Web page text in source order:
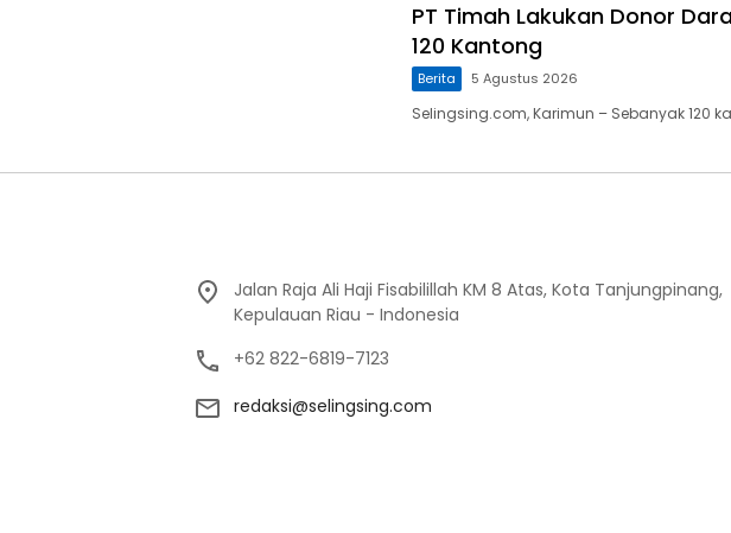
PT Timah Lakukan Donor
120 Kantong
Berita 5 Agustus 2026
Selingsing.com, Karimun – Sebanyak 120
Jalan Raja Ali Haji Fisabilillah KM 8 Atas, Kota Tanjungpinang,
Kepulauan Riau - Indonesia
+62 822-6819-7123
redaksi@selingsing.com